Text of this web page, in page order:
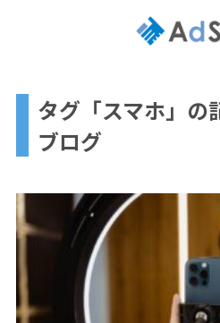
タグ「スマホ」の
ブログ